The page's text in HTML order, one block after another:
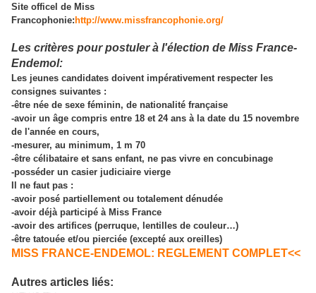
Site officel de Miss
Francophonie:http://www.missfrancophonie.org/
Les critères pour postuler à l'élection de Miss France-
Endemol:
Les jeunes candidates doivent impérativement respecter les
consignes suivantes :
-être née de sexe féminin, de nationalité française
-avoir un âge compris entre 18 et 24 ans à la date du 15 novembre
de l'année en cours,
-mesurer, au minimum, 1 m 70
-être célibataire et sans enfant, ne pas vivre en concubinage
-posséder un casier judiciaire vierge
Il ne faut pas :
-avoir posé partiellement ou totalement dénudée
-avoir déjà participé à Miss France
-avoir des artifices (perruque, lentilles de couleur…)
-être tatouée et/ou pierciée (excepté aux oreilles)
MISS FRANCE-ENDEMOL: REGLEMENT COMPLET<<
Autres articles liés: